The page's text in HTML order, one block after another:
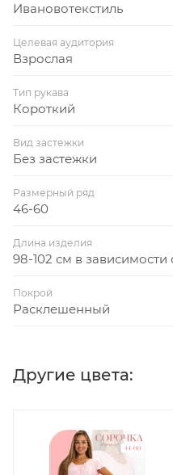
Ивановотекстиль
Целевая аудитория
Взрослая
Тип рукава
Короткий
Вид застежки
Без застежки
Размерный ряд
46-60
Длина изделия
98-102 см в зависимости
Покрой
Расклешенный
Другие цвета: